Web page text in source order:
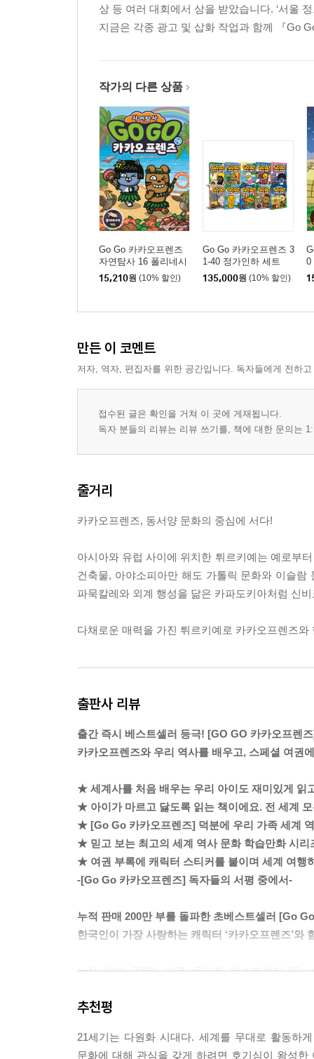
상 등 여러 대회에서 상을 받았습니다. ‘서울
지금은 각종 광고 및 삽화 작업과 함께 『Go
작가의 다른 상품
Go Go 카카오프렌즈
자연탐사 16 폴리네시
아 제도
15,210원 (10% 할인)
Go Go 카카오프렌즈 3
1-40 정가인하 세트
135,000원 (10% 할인)
0
만든 이 코멘트
저자, 역자, 편집자를 위한 공간입니다. 독자들에게 전하
접수된 글은 확인을 거쳐 이 곳에 게재됩니다.
독자 분들의 리뷰는 리뷰 쓰기를, 책에 대한 문의는
줄거리
카카오프렌즈, 동서양 문화의 중심에 서다!
아시아와 유럽 사이에 위치한 튀르키예는 예로부
건축물, 아야소피아만 해도 가톨릭 문화와 이슬
파묵칼레와 외계 행성을 닮은 카파도키아처럼 신
다채로운 매력을 가진 튀르키예로 카카오프렌즈와
출판사 리뷰
출간 즉시 베스트셀러 등극! [GO GO 카카오프렌
카카오프렌즈와 우리 역사를 배우고, 스페셜 여권
★ 세계사를 처음 배우는 우리 아이도 재미있게 읽
★ 아이가 마르고 닳도록 읽는 책이에요. 전 세계
★ [Go Go 카카오프렌즈] 덕분에 우리 가족 세계
★ 믿고 보는 최고의 세계 역사 문화 학습만화 시리
★ 여권 부록에 캐릭터 스티커를 붙이며 세계 여행
-[Go Go 카카오프렌즈] 독자들의 서평 중에서-
누적 판매 200만 부를 돌파한 초베스트셀러 [Go
한국인이 가장 사랑하는 캐릭터 ‘카카오프렌즈’와
누적 판매 200만 부를 돌파한 베스트셀러 [Go
어피치는 자신들의 성격을 드러내며 귀엽고 사
캐릭터의 매력에 재미있는 스토리와 알찬 정보까
추천평
21세기는 다원화 시대다. 세계를 무대로 활동하
문화에 대해 관심을 갖게 하려면 호기심이 왕성